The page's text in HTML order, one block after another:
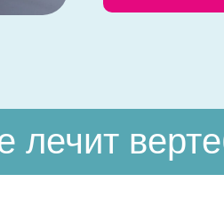
лечит